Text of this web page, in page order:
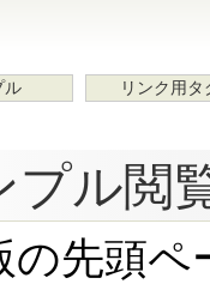
ル リンク用タ
プル閲
の先頭